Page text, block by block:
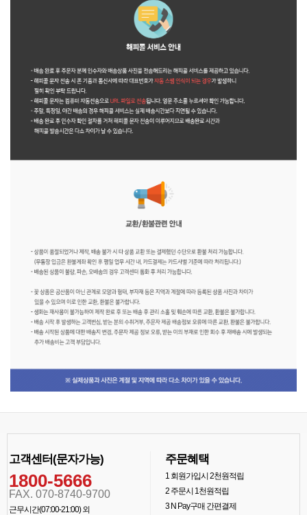
고객센터(문자가능)
1800-5666
FAX. 070-8740-9700
근무시간(07:00-21:00) 외
주문혜택
1회원가입시 2천원적립
2주문시 1천원적립
3N Pay구매 간편결제